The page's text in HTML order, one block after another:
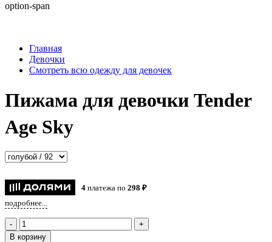
option-span
Главная
Девочки
Смотреть всю одежду для девочек
Пижама для девочки Tender
Age Sky
4 платежа по 298 ₽
подробнее...
-
+
В корзину